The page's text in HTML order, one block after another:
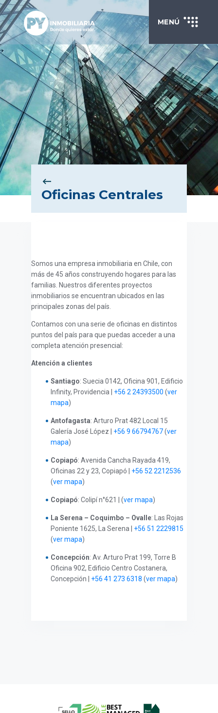
MENÚ
Oficinas Centrales
Somos una empresa inmobiliaria en Chile, con
más de 45 años construyendo hogares para las
familias. Nuestros diferentes proyectos
inmobiliarios se encuentran ubicados en las
principales zonas del país.
Contamos con una serie de oficinas en distintos
puntos del país para que puedas acceder a una
completa atención presencial:
Atención a clientes
Santiago: Suecia 0142, Oficina 901, Edificio
Infinity, Providencia | +56 2 24393500 (ver
mapa)
Antofagasta: Arturo Prat482 Local 15
Galería José López | +56 9 66794767(ver
mapa)
Copiapó: Avenida Cancha Rayada 419,
Oficinas 22 y 23, Copiapó | +56 52 2212536
(ver mapa)
Copiapó: Colipí n°621 | (ver mapa)
La Serena – Coquimbo – Ovalle: Las Rojas
Poniente 1625, La Serena | +56 51 2229815
(ver mapa)
Concepción: Av. Arturo Prat 199, Torre B
Oficina 902, Edificio Centro Costanera,
Concepción | +56 41 273 6318 (ver mapa)